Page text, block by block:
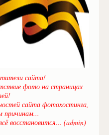
сайта!
фото на страницах
сайта фотохостинга,
причинам...
восстановится... (admin)